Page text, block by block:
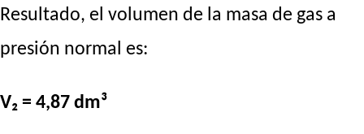
Resultado, el volumen de la masa de gas a
presión normal es:
V₂ = 4,87 dm³